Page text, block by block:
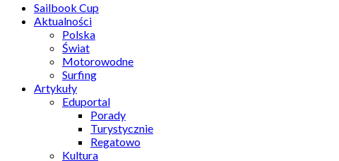
Sailbook Cup
Aktualności
Polska
Świat
Motorowodne
Surfing
Artykuły
Eduportal
Porady
Turystycznie
Regatowo
Kultura